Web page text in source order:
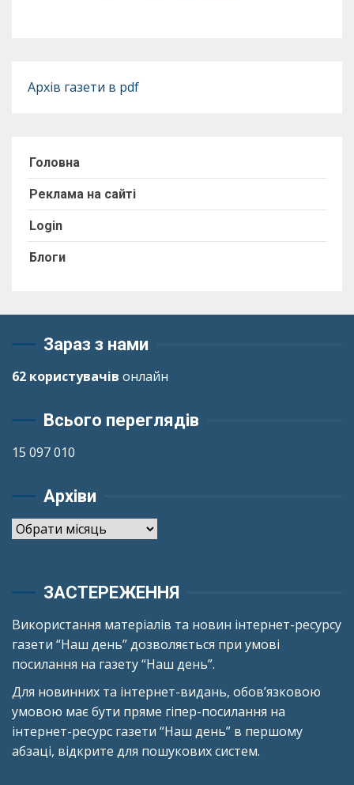
Архів газети в pdf
Головна
Реклама на сайті
Login
Блоги
Зараз з нами
62 користувачів онлайн
Всього переглядів
15 097 010
Архіви
Архіви
ЗАСТЕРЕЖЕННЯ
Використання матеріалів та новин інтернет-ресурсу
газети “Наш день” дозволяється при умові
посилання на газету “Наш день”.
Для новинних та інтернет-видань, обов’язковою
умовою має бути пряме гіпер-посилання на
інтернет-ресурс газети “Наш день” в першому
абзаці, відкрите для пошукових систем.